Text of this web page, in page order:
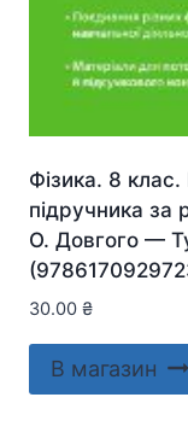
Фізика. 8
підручника за
О. Довгого —
30.00 ₴
В магазин